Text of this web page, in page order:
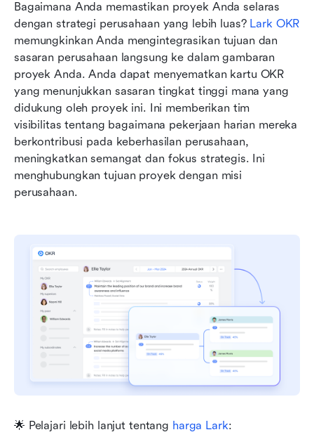
Bagaimana Anda memastikan proyek Anda selaras
dengan strategi perusahaan yang lebih luas? Lark OKR
memungkinkan Anda mengintegrasikan tujuan dan
sasaran perusahaan langsung ke dalam gambaran
proyek Anda. Anda dapat menyematkan kartu OKR
yang menunjukkan sasaran tingkat tinggi mana yang
didukung oleh proyek ini. Ini memberikan tim
visibilitas tentang bagaimana pekerjaan harian mereka
berkontribusi pada keberhasilan perusahaan,
meningkatkan semangat dan fokus strategis. Ini
menghubungkan tujuan proyek dengan misi
perusahaan.
🌟 Pelajari lebih lanjut tentang harga Lark: